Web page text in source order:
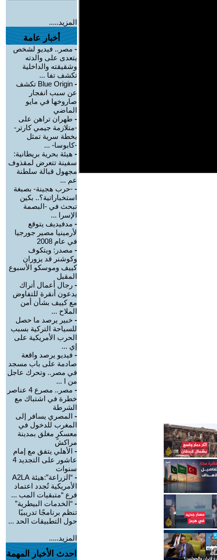
المزيد.....
أخبار عامة
- مصر.. فيديو لشخص
يتعدى على والدته
وشقيقته والداخلية
تكشف تفا ...
-
Blue Origin تكشف
عن سبب انفجار
صاروخها في مايو
الماضي
- طهران تراهن على
-متلازمة جيمي كارتر-
بخطة سرية تمثل
-كابوسا- ...
- هيئة بحرية بريطانية:
سفينة تتعرض لمقذوف
مجهول قبالة سلطنة
عم ...
- -حرب هجينة- بصبغة
استخباراتية؟.. بكين
تبحث في -البصمة
الإسرا ...
- مدفيديف يتوقع
لأرمينيا مصير جورجيا
في عام 2008
- مصدر: ويتكوف
وكوشنر قد يزوران
كييف وموسكو الأسبوع
المقبل
- رجال أعمال أتراك
يدعون أنقرة للتفاوض
مع كييف بشأن أمن
الملاح ...
- خبير يرصد ما حصل
للسياحة التركية بسبب
الحرب الأمريكية على
إي ...
- فيديو يرصد واقعة
صادمة على باب مسجد
في مصر.. وتحرك عاجل
من ا ...
-
مصر.. مصرع 4 عناصر
خطرة في اشتباك مع
الشرطة
- المصري يسافر إلى
المغرب للدخول في
معسكرٍ مغلق بمدينة
مراكش
- الأهلي يتفق مع إمام
عاشور على التجديد 4
سنوات
-
“الزراعة”:هيئة A2LA
الأمريكية تُجدد اعتماد
فرع “متبقيات المب ...
- “الخدمات البيطرية”
تنظم برنامجًا تدريبيًا
حول التطبيقات الحد ...
المزيد.....
احدث الأخبار المهمة